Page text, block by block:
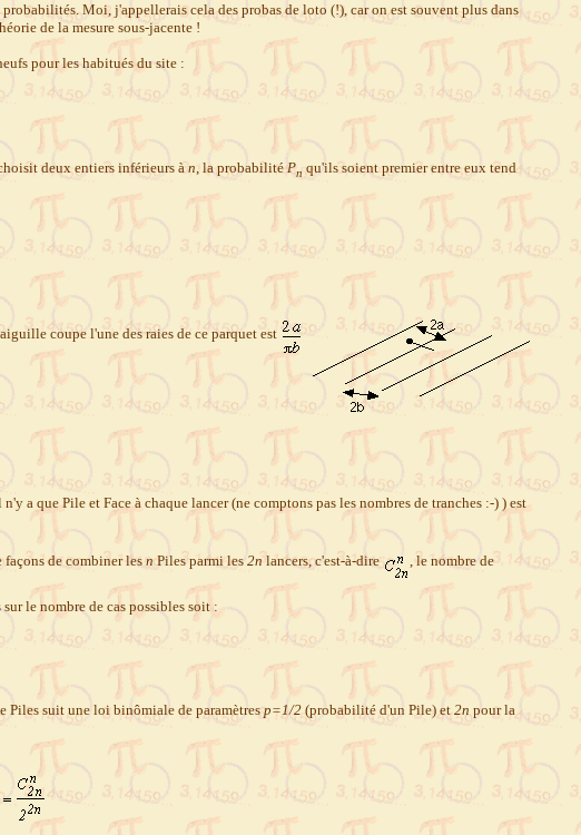
Moi, j'appellerais cela des probas de loto (!), car on est souvent plus dans
de la mesure sous-jacente !
pour les habitués du site :
deux entiers inférieurs àn, la probabilitéPn qu'ils soient premier entre eux tend
coupe l'une des raies de ce parquet est
a que Pile et Face à chaque lancer (ne comptons pas les nombres de tranches :-) ) est
façons de combiner lesnPiles parmi les 2n lancers, c'est-à-dire
, le nombre de
le nombre de cas possibles soit :
Piles suit une loi binômiale de paramètresp=1/2 (probabilité d'un Pile) et2n pour la